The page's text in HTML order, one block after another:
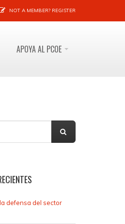
NOT A MEMBER? REGISTER
APOYA AL PCOE
defensa del sector